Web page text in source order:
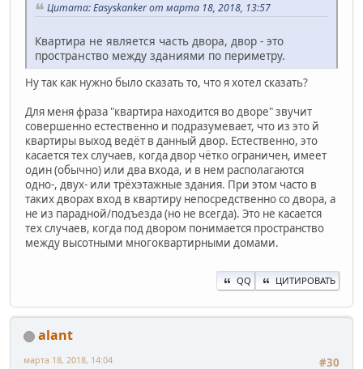
Цитата: Easyskanker от марта 18, 2018, 13:57
Квартира не является часть двора, двор - это
пространство между зданиями по периметру.
Ну так как нужно было сказать то, что я хотел сказать?
Для меня фраза "квартира находится во дворе" звучит
совершенно естественно и подразумевает, что из это й
квартиры выход ведёт в данный двор. Естественно, это
касается тех случаев, когда двор чётко ограничен, имеет
один (обычно) или два входа, и в нем располагаются
одно-, двух- или трёхэтажные здания. При этом часто в
таких дворах вход в квартиру непосредственно со двора, а
не из парадной/подъезда (но не всегда). Это не касается
тех случаев, когда под двором понимается пространство
между высотными многоквартирными домами.
QQ ЦИТИРОВАТЬ
alant
#30
марта 18, 2018, 14:04